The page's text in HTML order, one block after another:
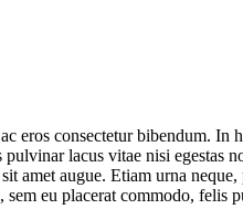
eros consectetur bibendum.
lacus vitae nisi
augue. Etiam urna
eu placerat commodo, felis